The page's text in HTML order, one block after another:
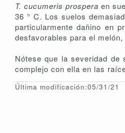
T. cucumeris prospera en
36 ° C. Los suelos
particularmente dañino en
desfavorables para el
Nótese que la severidad de
complejo con ella en las
Última modificación:05/31/21